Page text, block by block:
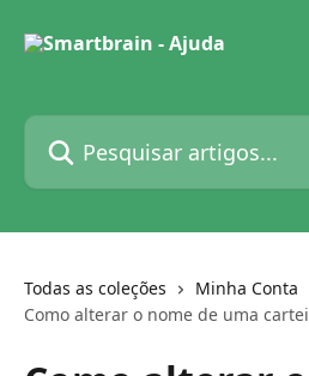
Pesquisar artigos...
Todas as coleções
Minha Conta
Como alterar o nome de uma